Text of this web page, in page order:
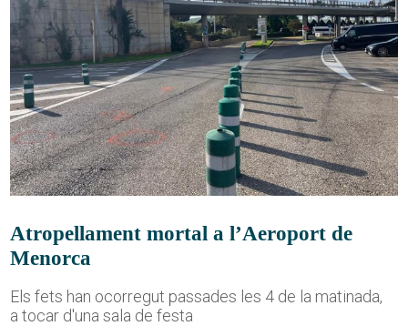
Atropellament mortal a l’Aeroport de
Menorca
Els fets han ocorregut passades les 4 de la matinada,
a tocar d'una sala de festa